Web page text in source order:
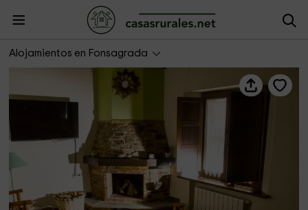
Alojamientos en Fonsagrada
Casa da Lembranza - Daniel Alfonso Castelao